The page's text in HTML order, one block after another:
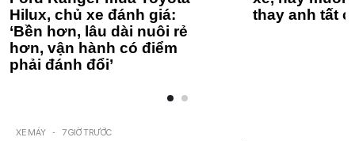
Hilux, chủ xe đánh giá:
‘Bền hơn, lâu dài nuôi rẻ
hơn, vận hành có điểm
phải đánh đổi’
thay anh tất
XE MÁY - 7 GIỜ TRƯỚC